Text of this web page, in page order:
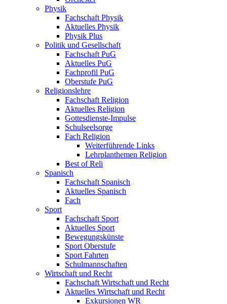
Physik
Fachschaft Physik
Aktuelles Physik
Physik Plus
Politik und Gesellschaft
Fachschaft PuG
Aktuelles PuG
Fachprofil PuG
Oberstufe PuG
Religionslehre
Fachschaft Religion
Aktuelles Religion
Gottesdienste-Impulse
Schulseelsorge
Fach Religion
Weiterführende Links
Lehrplanthemen Religion
Best of Reli
Spanisch
Fachschaft Spanisch
Aktuelles Spanisch
Fach
Sport
Fachschaft Sport
Aktuelles Sport
Bewegungskünste
Sport Oberstufe
Sport Fahrten
Schulmannschaften
Wirtschaft und Recht
Fachschaft Wirtschaft und Recht
Aktuelles Wirtschaft und Recht
Exkursionen WR